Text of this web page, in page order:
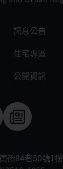
訊息公告
住宅專區
公開資訊
街84巷50號1樓